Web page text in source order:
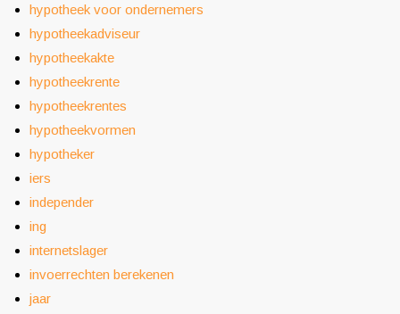
hypotheek voor ondernemers
hypotheekadviseur
hypotheekakte
hypotheekrente
hypotheekrentes
hypotheekvormen
hypotheker
iers
independer
ing
internetslager
invoerrechten berekenen
jaar